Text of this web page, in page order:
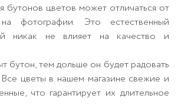
бутонов цветов может отличаться от
на фотографии. Это естественный
никак не влияет на качество и
бутон, тем дольше он будет радовать
цветы в нашем магазине свежие и
что гарантирует их длительное